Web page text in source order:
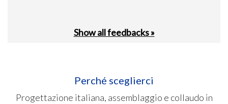
Show all feedbacks »
Perché sceglierci
Progettazione italiana, assemblaggio e collaudo in